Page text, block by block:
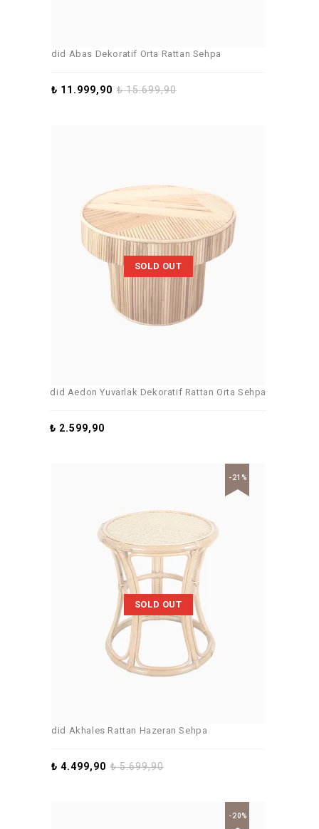
did Abas Dekoratif Orta Rattan Sehpa
₺15.699,90
₺ 11.999,90
SOLD OUT
did Aedon Yuvarlak Dekoratif Rattan Orta Sehpa
₺ 2.599,90
SOLD OUT
-21%
did Akhales Rattan Hazeran Sehpa
₺5.699,90
₺ 4.499,90
-20%